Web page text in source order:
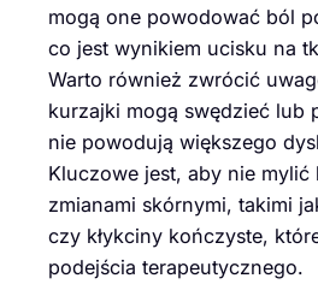
mogą one powodować ból
co jest wynikiem ucisku na
Warto również zwrócić
kurzajki mogą swędzieć lub
nie powodują większego
Kluczowe jest, aby nie
zmianami skórnymi, takimi
czy kłykciny kończyste,
podejścia terapeutycznego.